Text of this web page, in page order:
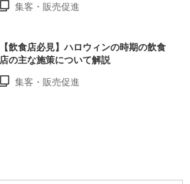
集客・販売促進
【飲食店必見】ハロウィンの時期の飲食
店の主な施策について解説
集客・販売促進